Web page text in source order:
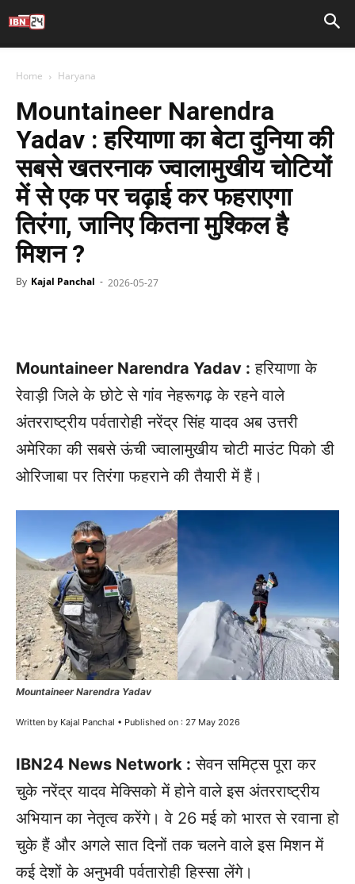
Home Haryana
Mountaineer Narendra
Yadav : हरियाणा का बेटा दुनिया की
सबसे खतरनाक ज्वालामुखीय चोटियों
में से एक पर चढ़ाई कर फहराएगा
तिरंगा, जानिए कितना मुश्किल है
मिशन ?
By Kajal Panchal - 2026-05-27
Mountaineer Narendra Yadav : हरियाणा के
रेवाड़ी जिले के छोटे से गांव नेहरूगढ़ के रहने वाले
अंतरराष्ट्रीय पर्वतारोही नरेंद्र सिंह यादव अब उत्तरी
अमेरिका की सबसे ऊंची ज्वालामुखीय चोटी माउंट पिको डी
ओरिजाबा पर तिरंगा फहराने की तैयारी में हैं।
Mountaineer Narendra Yadav
Written by Kajal Panchal • Published on : 27 May 2026
IBN24 News Network : सेवन समिट्स पूरा कर
चुके नरेंद्र यादव मेक्सिको में होने वाले इस अंतरराष्ट्रीय
अभियान का नेतृत्व करेंगे। वे 26 मई को भारत से रवाना हो
चुके हैं और अगले सात दिनों तक चलने वाले इस मिशन में
कई देशों के अनुभवी पर्वतारोही हिस्सा लेंगे।